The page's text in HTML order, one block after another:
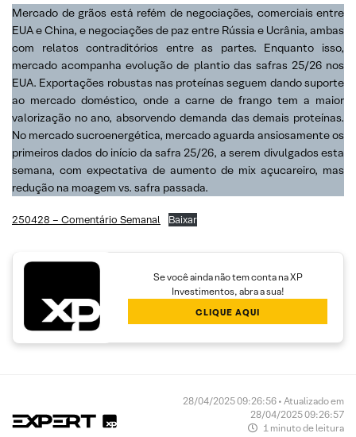
Mercado de grãos está refém de negociações, comerciais entre
EUA e China, e negociações de paz entre Rússia e Ucrânia, ambas
com relatos contraditórios entre as partes. Enquanto isso,
mercado acompanha evolução de plantio das safras 25/26 nos
EUA. Exportações robustas nas proteínas seguem dando suporte
ao mercado doméstico, onde a carne de frango tem a maior
valorização no ano, absorvendo demanda das demais proteínas.
No mercado sucroenergética, mercado aguarda ansiosamente os
primeiros dados do início da safra 25/26, a serem divulgados esta
semana, com expectativa de aumento de mix açucareiro, mas
redução na moagem vs. safra passada.
250428 – Comentário Semanal Baixar
Se você ainda não tem conta na XP
Investimentos, abra a sua!
CLIQUE AQUI
28/04/2025 09:26:56 • Atualizado em
28/04/2025 09:26:57
1 minuto de leitura